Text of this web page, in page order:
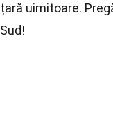
țară uimitoare.
Sud!